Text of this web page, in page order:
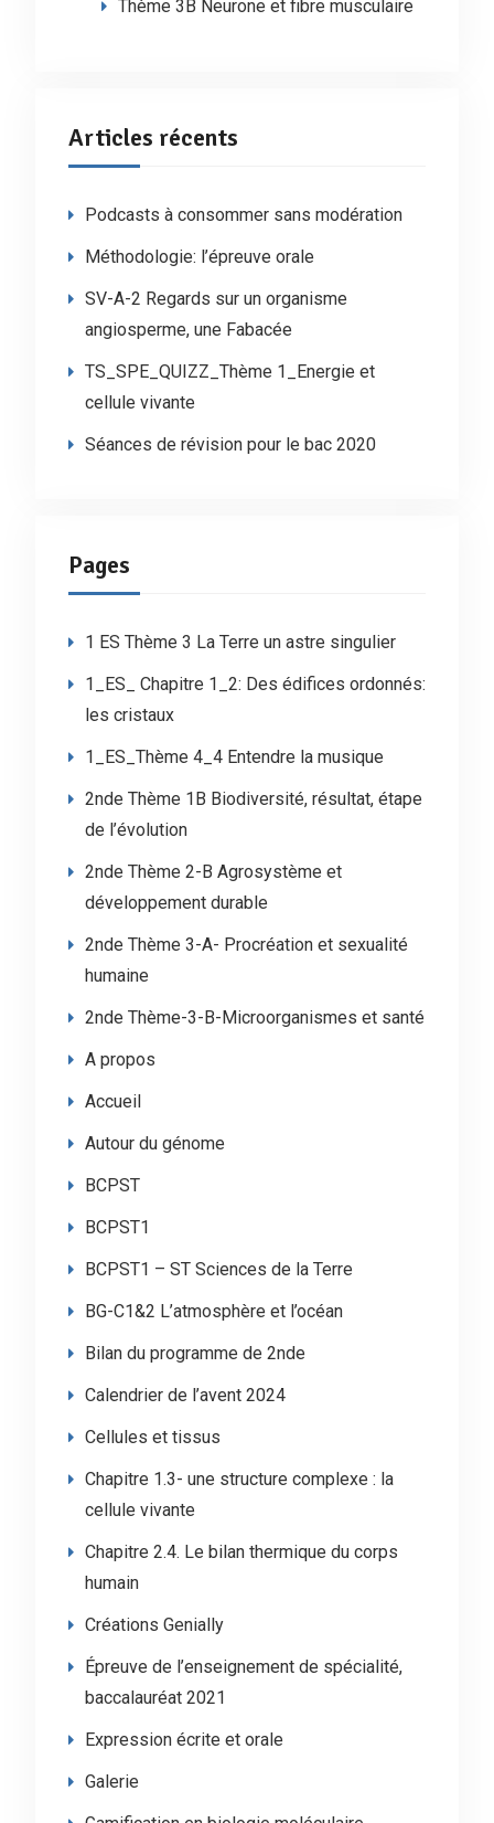
Thème 3B Neurone et fibre musculaire
Articles récents
Podcasts à consommer sans modération
Méthodologie: l’épreuve orale
SV-A-2 Regards sur un organisme
angiosperme, une Fabacée
TS_SPE_QUIZZ_Thème 1_Energie et
cellule vivante
Séances de révision pour le bac 2020
Pages
1 ES Thème 3 La Terre un astre singulier
1_ES_ Chapitre 1_2: Des édifices ordonnés:
les cristaux
1_ES_Thème 4_4 Entendre la musique
2nde Thème 1B Biodiversité, résultat, étape
de l’évolution
2nde Thème 2-B Agrosystème et
développement durable
2nde Thème 3-A- Procréation et sexualité
humaine
2nde Thème-3-B-Microorganismes et santé
A propos
Accueil
Autour du génome
BCPST
BCPST1
BCPST1 – ST Sciences de la Terre
BG-C1&2 L’atmosphère et l’océan
Bilan du programme de 2nde
Calendrier de l’avent 2024
Cellules et tissus
Chapitre 1.3- une structure complexe : la
cellule vivante
Chapitre 2.4. Le bilan thermique du corps
humain
Créations Genially
Épreuve de l’enseignement de spécialité,
baccalauréat 2021
Expression écrite et orale
Galerie